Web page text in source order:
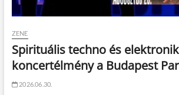
ZENE
Spirituális techno és
koncertélmény a Budapest
2026.06.30.